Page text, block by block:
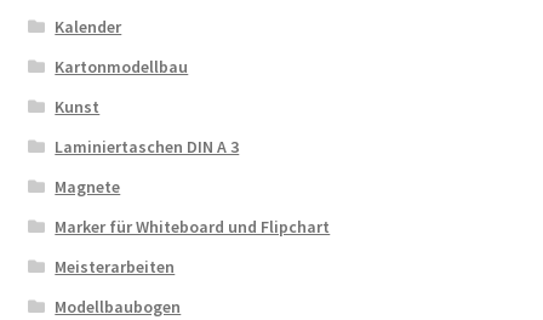
Kalender
Kartonmodellbau
Kunst
Laminiertaschen DIN A 3
Magnete
Marker für Whiteboard und Flipchart
Meisterarbeiten
Modellbaubogen